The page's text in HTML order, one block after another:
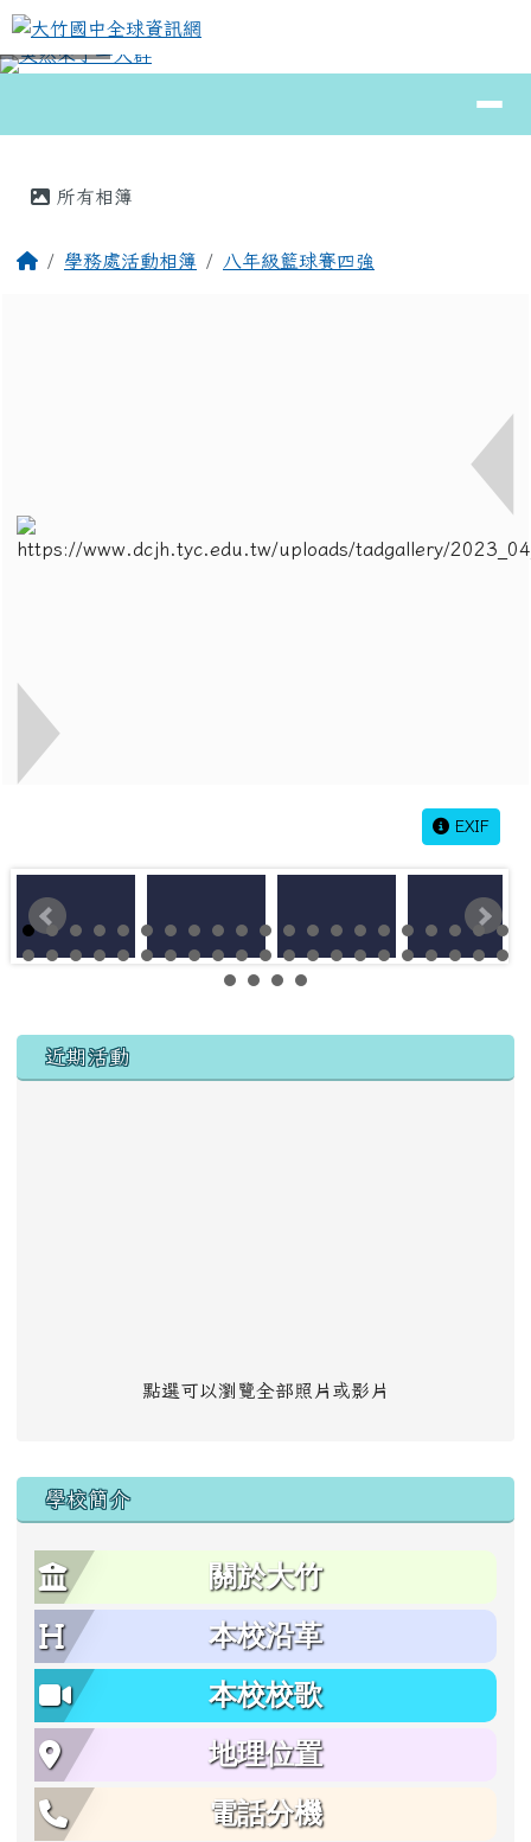
跳至主內容區
大竹國中全球資訊網
⏸
所有相簿
回首頁學務處活動相簿 八年級籃球賽四強
EXIF
左邊區域內容
近期活動
點選可以瀏覽全部照片或影片
學校簡介
關於大竹
本校沿革
本校校歌
地理位置
電話分機